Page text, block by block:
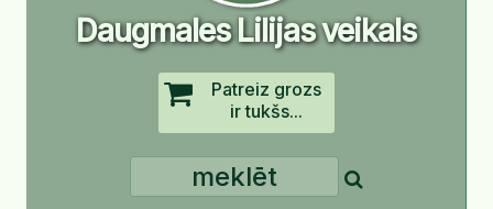
Daugmales Lilijas veikals
Patreiz grozs
ir tukšs...